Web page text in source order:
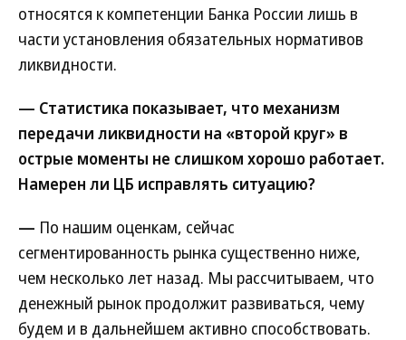
относятся к компетенции Банка России лишь в
части установления обязательных нормативов
ликвидности.
— Статистика показывает, что механизм
передачи ликвидности на «второй круг» в
острые моменты не слишком хорошо работает.
Намерен ли ЦБ исправлять ситуацию?
— По нашим оценкам, сейчас
сегментированность рынка существенно ниже,
чем несколько лет назад. Мы рассчитываем, что
денежный рынок продолжит развиваться, чему
будем и в дальнейшем активно способствовать.